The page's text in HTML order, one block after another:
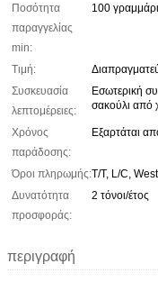
Ποσότητα
παραγγελίας
min:
100
Τιμή:
Συσκευασία
λεπτομέρειες:
Εσωτερική
σακούλι από
Χρόνος
παράδοσης:
Εξαρτάται
Όροι πληρωμής:T/T, L/C,
Δυνατότητα
προσφοράς:
2 τόνοι/έτος
περιγραφή